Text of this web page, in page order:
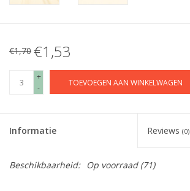
€1,70 €1,53
+
-
TOEVOEGEN AAN WINKELWAGEN
Informatie Reviews (0)
Beschikbaarheid: Op voorraad(71)